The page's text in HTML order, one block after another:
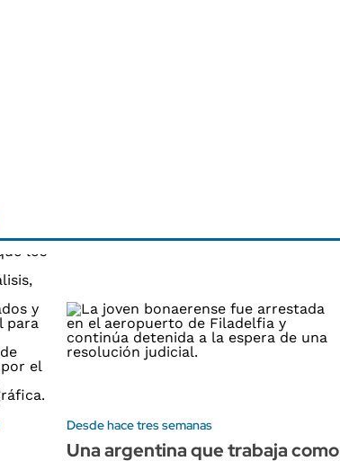
Desde hace tres semanas
Una argentina que trabaja como